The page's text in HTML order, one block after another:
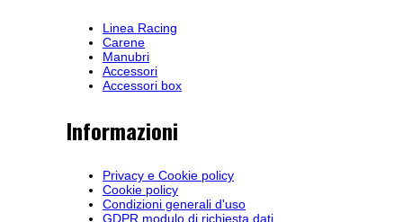
Linea Racing
Carene
Manubri
Accessori
Accessori box
Informazioni
Privacy e Cookie policy
Cookie policy
Condizioni generali d'uso
GDPR modulo di richiesta dati